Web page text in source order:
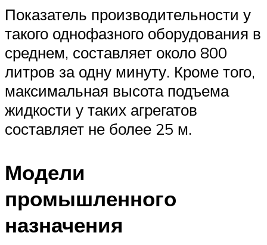
Показатель производительности у
такого однофазного оборудования в
среднем, составляет около 800
литров за одну минуту. Кроме того,
максимальная высота подъема
жидкости у таких агрегатов
составляет не более 25 м.
Модели
промышленного
назначения